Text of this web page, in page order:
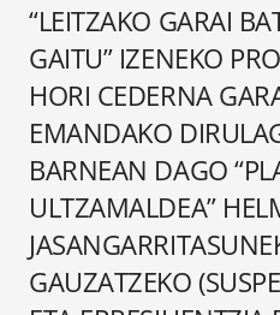
“LEITZAKO GARAI
GAITU” IZENEKO
HORI CEDERNA
EMANDAKO
BARNEAN DAGO
ULTZAMALDEA”
GAUZATZEKO